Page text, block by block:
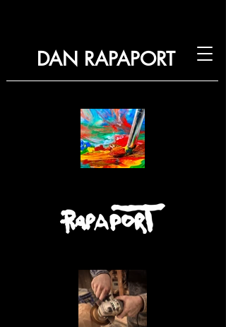
DAN RAPAPORT